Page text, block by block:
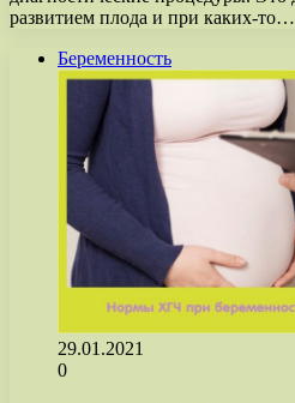
развитием плода и при каких-то…
Беременность
29.01.2021
0